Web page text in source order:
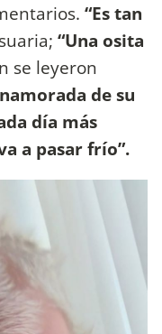
“Es tan
“Una osita
se leyeron
de su
día más
a pasar frío”.